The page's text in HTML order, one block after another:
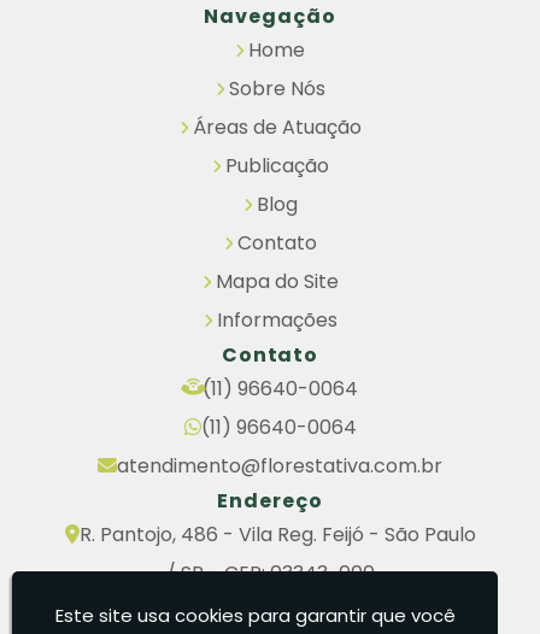
Navegação
Home
Sobre Nós
Áreas de Atuação
Publicação
Blog
Contato
Mapa do Site
Informações
Contato
(11) 96640-0064
(11) 96640-0064
atendimento@florestativa.com.br
Endereço
R. Pantojo, 486 - Vila Reg. Feijó - São Paulo
/ SP - CEP: 03343-000
Segunda à Sexta: 07:30h - 17:30h
Este site usa cookies para garantir que você